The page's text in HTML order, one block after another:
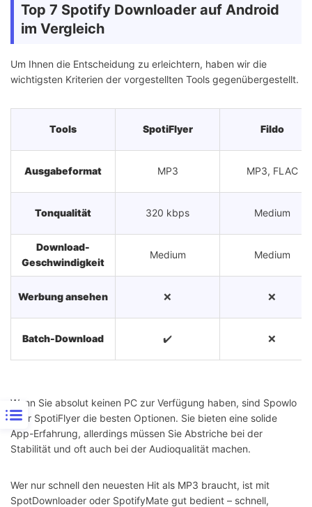
Top 7 Spotify Downloader auf Android
im Vergleich
Um Ihnen die Entscheidung zu erleichtern, haben wir die
wichtigsten Kriterien der vorgestellten Tools gegenübergestellt.
Tools SpotiFlyer Fildo
Ausgabeformat MP3 MP3, FLAC
Tonqualität 320 kbps Medium
Download-
Geschwindigkeit
Medium Medium
Werbung ansehen ❌ ❌
Batch-Download ✔️ ❌
Stabilität ⭐⭐⭐ ⭐⭐⭐
Wenn Sie absolut keinen PC zur Verfügung haben, sind Spowlo
oder SpotiFlyer die besten Optionen. Sie bieten eine solide
App-Erfahrung, allerdings müssen Sie Abstriche bei der
Stabilität und oft auch bei der Audioqualität machen.
Wer nur schnell den neuesten Hit als MP3 braucht, ist mit
SpotDownloader oder SpotifyMate gut bedient – schnell,